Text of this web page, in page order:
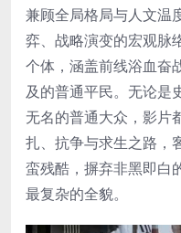
兼顾全局格局与人文温
弈、战略演变的宏观脉
个体，涵盖前线浴血奋
及的普通平民。无论是
无名的普通大众，影片
扎、抗争与求生之路，
蛮残酷，摒弃非黑即白
最复杂的全貌。